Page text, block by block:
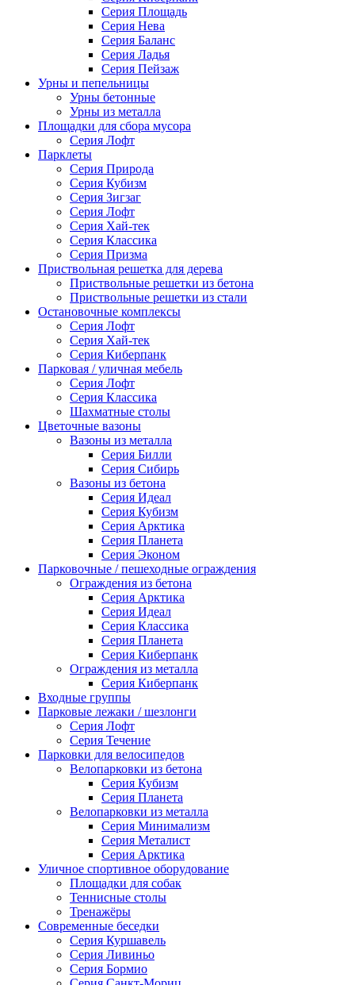
Серия Площадь
Серия Нева
Серия Баланс
Серия Ладья
Серия Пейзаж
Урны и пепельницы
Урны бетонные
Урны из металла
Площадки для сбора мусора
Серия Лофт
Парклеты
Серия Природа
Серия Кубизм
Серия Зигзаг
Серия Лофт
Серия Хай-тек
Серия Классика
Серия Призма
Приствольная решетка для дерева
Приствольные решетки из бетона
Приствольные решетки из стали
Остановочные комплексы
Серия Лофт
Серия Хай-тек
Серия Киберпанк
Парковая / уличная мебель
Серия Лофт
Серия Классика
Шахматные столы
Цветочные вазоны
Вазоны из металла
Серия Билли
Серия Сибирь
Вазоны из бетона
Серия Идеал
Серия Кубизм
Серия Арктика
Серия Планета
Серия Эконом
Парковочные / пешеходные ограждения
Ограждения из бетона
Серия Арктика
Серия Идеал
Серия Классика
Серия Планета
Серия Киберпанк
Ограждения из металла
Серия Киберпанк
Входные группы
Парковые лежаки / шезлонги
Серия Лофт
Серия Течение
Парковки для велосипедов
Велопарковки из бетона
Серия Кубизм
Серия Планета
Велопарковки из металла
Серия Минимализм
Серия Металист
Серия Арктика
Уличное спортивное оборудование
Площадки для собак
Теннисные столы
Тренажёры
Современные беседки
Серия Куршавель
Серия Ливиньо
Серия Бормио